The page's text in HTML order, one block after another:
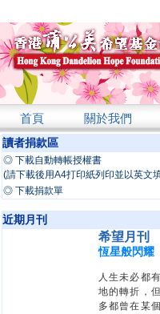
首頁 關於我們
讀者捐款區
◎ 下載自動轉帳授權書
(請下載後用A4打印紙列印並以英文
◎ 下載捐款單
近期月刊
希望月刊
恆星般閃耀
人生未必都
地的轉折，
多都曾在某